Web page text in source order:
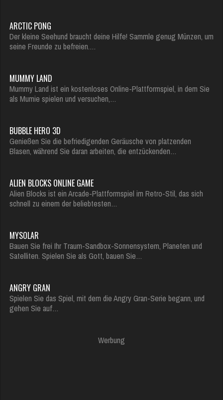
ARCTIC PONG
Der kleine Seehund braucht deine Hilfe! Sammle genug Münzen, um
seine Freunde zu befreien.…
MUMMY LAND
Mummy Land ist ein kostenloses Online-Plattformspiel, in dem Sie
als Mumie spielen und versuchen,…
BUBBLE HERO 3D
Genießen Sie die befriedigenden Geräusche von platzenden
Blasen, während Sie daran arbeiten, die entzückenden…
ALIEN BLOCKS ONLINE GAME
Alien Blocks ist ein Arcade-Plattformspiel im Retro-Stil, das sich
schnell zu einem der beliebtesten…
MYSOLAR
Bauen Sie frei Ihr Traum-Sandbox-Sonnensystem, Planeten und
Satelliten. Spielen Sie als Gott, bauen Sie…
ANGRY GRAN
Spielen Sie das Spiel, mit dem die Angry Gran-Serie begann, und
gehen Sie auf…
Werbung